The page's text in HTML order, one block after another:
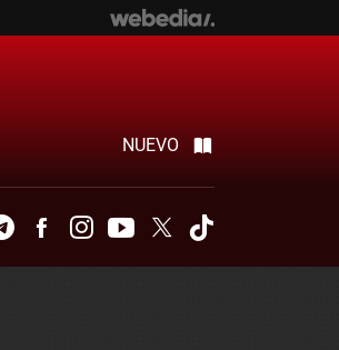
NUEVO
TelegramFacebookInstagramYoutubeTwitter